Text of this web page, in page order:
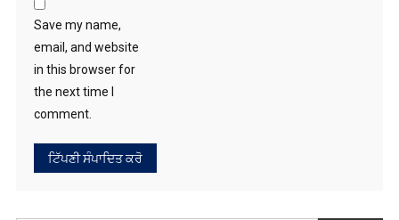
Save my name,
email, and website
in this browser for
the next time I
comment.